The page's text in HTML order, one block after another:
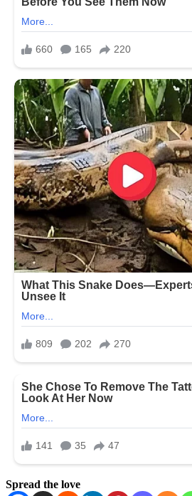
Spread the love